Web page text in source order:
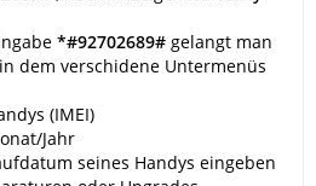
*#92702689# gelangt man
dem verschidene Untermenüs
(IMEI)
Jahr
seines Handys eingeben